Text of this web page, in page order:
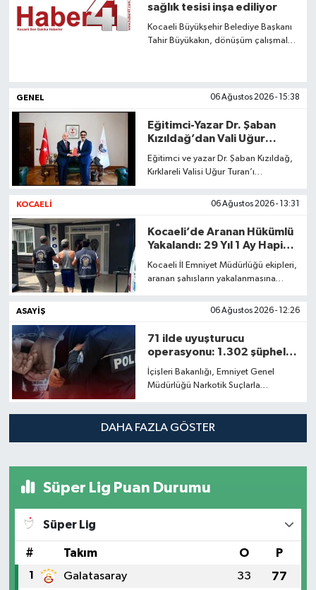
sağlık tesisi inşa ediliyor
Kocaeli Büyükşehir Belediye Başkanı
Tahir Büyükakın, dönüşüm çalışmaları
tesisi projesini inceleyerek
takip etti.
GENEL 06 Ağustos 2026 - 15:38
Eğitimci-Yazar Dr. Şaban
Kızıldağ’dan Vali Uğur
Eğitimci ve yazar Dr. Şaban Kızıldağ,
Kırklareli Valisi Uğur Turan’ı
KOCAELİ 06 Ağustos 2026 - 13:31
Kocaeli’de Aranan Hükümlü
Yakalandı: 29 Yıl 1 Ay Hapis
Cezası Bulunuyordu
Kocaeli İl Emniyet Müdürlüğü ekipleri,
aranan şahısların yakalanmasına
kapsamında hakkında kesinleşmiş 29
ASAYIŞ 06 Ağustos 2026 - 12:26
71 ilde uyuşturucu
operasyonu: 1.302 şüpheli
yakalandı
İçişleri Bakanlığı, Emniyet Genel
Müdürlüğü Narkotik Suçlarla
Başsavcılıklarının talimatıyla 71 ilde
operasyonlar düzenlendiğini
DAHA FAZLA GÖSTER
Süper Lig Puan Durumu
Süper Lig
# Takım O P
1 Galatasaray 33 77